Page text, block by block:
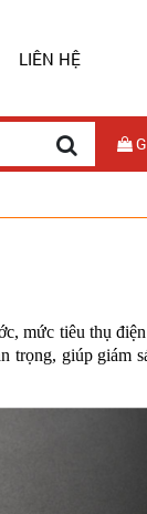
LIÊN HỆ
mức tiêu thụ
trọng, giúp giám